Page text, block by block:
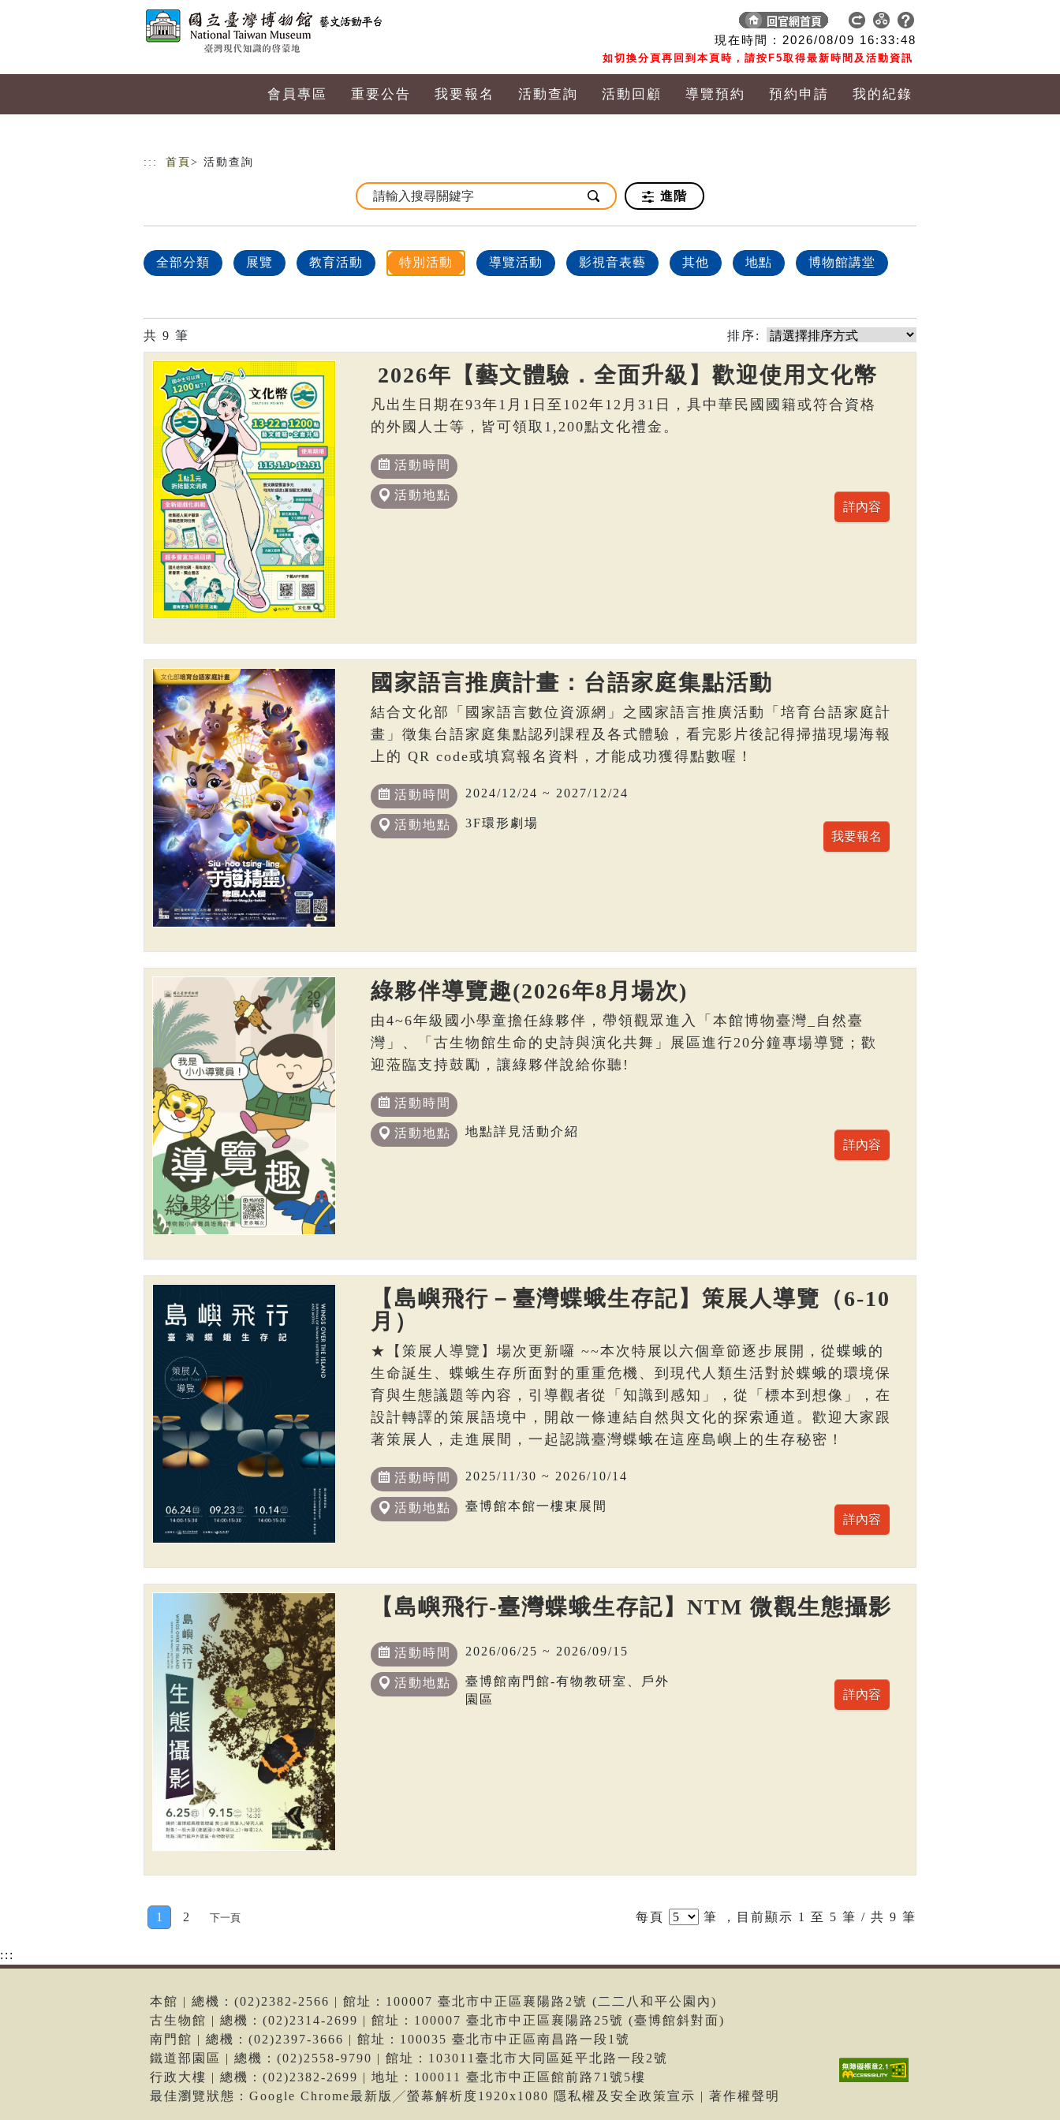
現在時間 : 2026/08/09 16:33:49
如切換分頁再回到本頁時，請按F5取得最新時間及活動資訊
會員專區 重要公告 我要報名 活動查詢 活動回顧 導覽預約 預約申請 我的紀錄
::: 首頁 > 活動查詢
進階
全部分類 展覽 教育活動 特別活動 導覽活動 影視音表藝 其他 地點 博物館講堂
共 9 筆 排序:
2026年【藝文體驗．全面升級】歡迎使用文化幣
凡出生日期在93年1月1日至102年12月31日，具中華民國國籍或符合資格
的外國人士等，皆可領取1,200點文化禮金。
活動時間
活動地點
國家語言推廣計畫：台語家庭集點活動
結合文化部「國家語言數位資源網」之國家語言推廣活動「培育台語家庭計
畫」徵集台語家庭集點認列課程及各式體驗，看完影片後記得掃描現場海報
上的 QR code或填寫報名資料，才能成功獲得點數喔！
活動時間 2024/12/24 ~ 2027/12/24
活動地點 3F環形劇場
綠夥伴導覽趣(2026年8月場次)
由4~6年級國小學童擔任綠夥伴，帶領觀眾進入「本館博物臺灣_自然臺
灣」、「古生物館生命的史詩與演化共舞」展區進行20分鐘專場導覽；歡
迎蒞臨支持鼓勵，讓綠夥伴說給你聽!
活動時間
活動地點 地點詳見活動介紹
【島嶼飛行－臺灣蝶蛾生存記】策展人導覽（6-10
月）
★【策展人導覽】場次更新囉 ~~本次特展以六個章節逐步展開，從蝶蛾的
生命誕生、蝶蛾生存所面對的重重危機、到現代人類生活對於蝶蛾的環境保
育與生態議題等內容，引導觀者從「知識到感知」，從「標本到想像」，在
設計轉譯的策展語境中，開啟一條連結自然與文化的探索通道。歡迎大家跟
著策展人，走進展間，一起認識臺灣蝶蛾在這座島嶼上的生存秘密！
活動時間 2025/11/30 ~ 2026/10/14
活動地點 臺博館本館一樓東展間
【島嶼飛行-臺灣蝶蛾生存記】NTM 微觀生態攝影
活動時間 2026/06/25 ~ 2026/09/15
活動地點
臺博館南門館-有物教研室、戶外
園區
1 2 下一頁 每頁 筆 ，目前顯示 1 至 5 筆 / 共 9 筆
:::
本館 | 總機：(02)2382-2566 | 館址：100007 臺北市中正區襄陽路2號 (二二八和平公園內)
古生物館 | 總機：(02)2314-2699 | 館址：100007 臺北市中正區襄陽路25號 (臺博館斜對面)
南門館 | 總機：(02)2397-3666 | 館址：100035 臺北市中正區南昌路一段1號
鐵道部園區 | 總機：(02)2558-9790 | 館址：103011臺北市大同區延平北路一段2號
行政大樓 | 總機：(02)2382-2699 | 地址：100011 臺北市中正區館前路71號5樓
最佳瀏覽狀態：Google Chrome最新版╱螢幕解析度1920x1080 隱私權及安全政策宣示 | 著作權聲明